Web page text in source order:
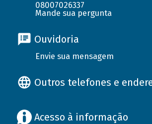
08007026337
Mande sua pergunta
Ouvidoria
Envie sua mensagem
Outros telefones e
Acesso à informação